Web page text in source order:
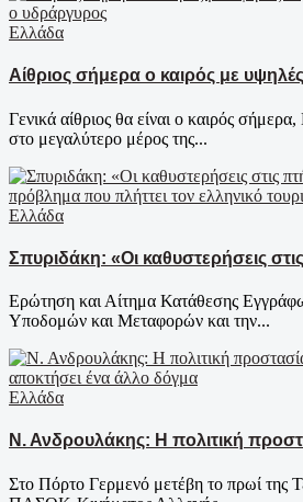
Ελλάδα
Αίθριος σήμερα ο καιρός με
Γενικά αίθριος θα είναι ο καιρός
στο μεγαλύτερο μέρος της...
Ελλάδα
Σπυριδάκη: «Οι καθυστερήσεις στις
Ερώτηση και Αίτημα Κατάθεσης
Υποδομών και Μεταφορών και την...
Ελλάδα
Ν. Ανδρουλάκης: Η πολιτική
Στο Πόρτο Γερμενό μετέβη το πρωί της